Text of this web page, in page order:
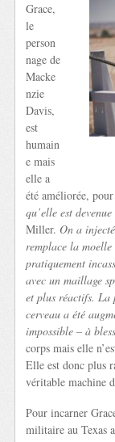
Grace,
le
person
nage de
Macke
nzie
Davis,
est
humain
e mais
elle a
été améliorée,
qu’elle est
Miller. On a
remplace la
pratiquement
avec un maillage
et plus réactifs. La
cerveau a été
impossible – à
corps mais elle
Elle est donc plus
véritable machine
Pour incarner
militaire au Texas